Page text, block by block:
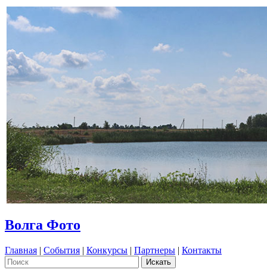
Волга Фото
Главная | События | Конкурсы | Партнеры | Контакты